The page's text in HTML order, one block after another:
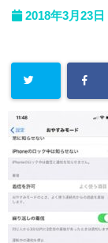
2018年3月23日